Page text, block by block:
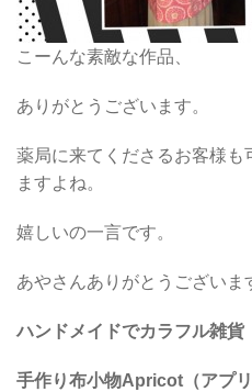
こーんな素敵な作品、
ありがとうございます。
薬局に来てくださるお客様
ますよね。
嬉しいの一言です。
あやさんありがとうございま
ハンドメイドでカラフル雑貨
手作り布小物Apricot（アプリ